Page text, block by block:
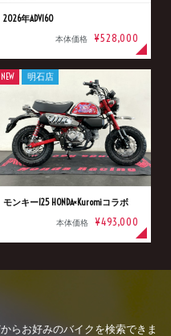
2026年ADV160
本体価格 ¥528,000
モンキー125 HONDA×Kuromiコラボ
本体価格 ¥493,000
NEW 明石店
らお好みのバイクを検索できま